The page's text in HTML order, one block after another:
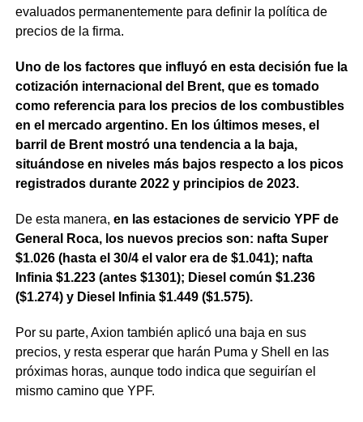
evaluados permanentemente para definir la política de
precios de la firma.
Uno de los factores que influyó en esta decisión fue la
cotización internacional del Brent, que es tomado
como referencia para los precios de los combustibles
en el mercado argentino. En los últimos meses, el
barril de Brent mostró una tendencia a la baja,
situándose en niveles más bajos respecto a los picos
registrados durante 2022 y principios de 2023.
De esta manera, en las estaciones de servicio YPF de
General Roca, los nuevos precios son: nafta Super
$1.026 (hasta el 30/4 el valor era de $1.041); nafta
Infinia $1.223 (antes $1301); Diesel común $1.236
($1.274) y Diesel Infinia $1.449 ($1.575).
Por su parte, Axion también aplicó una baja en sus
precios, y resta esperar que harán Puma y Shell en las
próximas horas, aunque todo indica que seguirían el
mismo camino que YPF.